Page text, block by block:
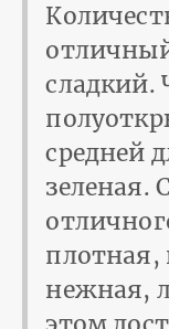
сладкий.
средней
зеленая.
нежная,